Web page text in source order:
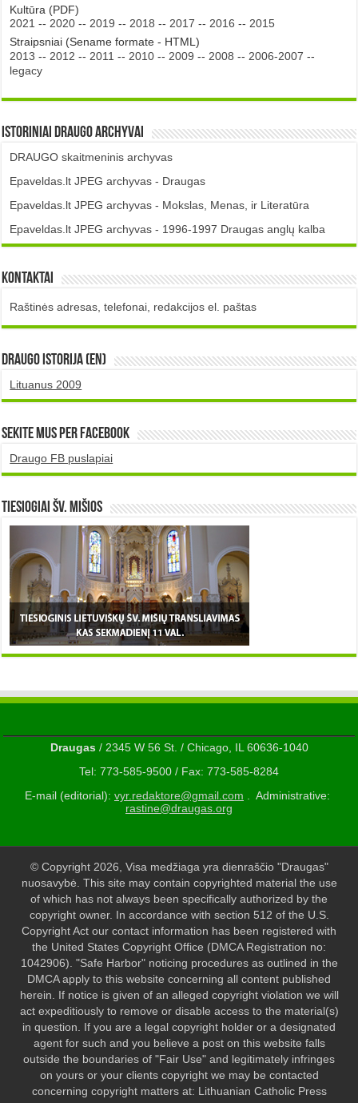
Kultūra (PDF)
2021 --2020 --2019 --2018 --2017 --2016 --2015
Straipsniai (Sename formate - HTML)
2013 --2012 --2011 --2010 --2009 --2008 --2006-2007 --
legacy
Istoriniai DRAUGO Archyvai
DRAUGO skaitmeninis archyvas
Epaveldas.lt JPEG archyvas - Draugas
Epaveldas.lt JPEG archyvas - Mokslas, Menas, ir Literatūra
Epaveldas.lt JPEG archyvas - 1996-1997 Draugas anglų kalba
Kontaktai
Raštinės adresas, telefonai, redakcijos el. paštas
DRAUGO istorija (EN)
Lituanus 2009
Sekite mus per Facebook
Draugo FB puslapiai
TIESIOGIAI šv. MIŠIOS
Draugas/ 2345 W 56 St. / Chicago, IL 60636-1040
Tel: 773-585-9500 / Fax: 773-585-8284
E-mail (editorial): vyr.redaktore@gmail.com . Administrative:
rastine@draugas.org
© Copyright 2026, Visa medžiaga yra dienraščio "Draugas"
nuosavybė. This site may contain copyrighted material the use
of which has not always been specifically authorized by the
copyright owner. In accordance with section 512 of the U.S.
Copyright Act our contact information has been registered with
the United States Copyright Office (DMCA Registration no:
1042906). "Safe Harbor" noticing procedures as outlined in the
DMCA apply to this website concerning all content published
herein. If notice is given of an alleged copyright violation we will
act expeditiously to remove or disable access to the material(s)
in question. If you are a legal copyright holder or a designated
agent for such and you believe a post on this website falls
outside the boundaries of "Fair Use" and legitimately infringes
on yours or your clients copyright we may be contacted
concerning copyright matters at: Lithuanian Catholic Press